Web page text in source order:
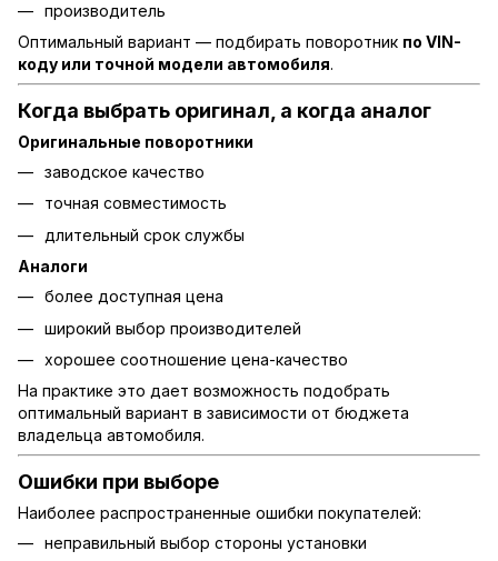
производитель
Оптимальный вариант — подбирать поворотник по VIN-
коду или точной модели автомобиля.
Когда выбрать оригинал, а когда аналог
Оригинальные поворотники
заводское качество
точная совместимость
длительный срок службы
Аналоги
более доступная цена
широкий выбор производителей
хорошее соотношение цена-качество
На практике это дает возможность подобрать
оптимальный вариант в зависимости от бюджета
владельца автомобиля.
Ошибки при выборе
Наиболее распространенные ошибки покупателей:
неправильный выбор стороны установки